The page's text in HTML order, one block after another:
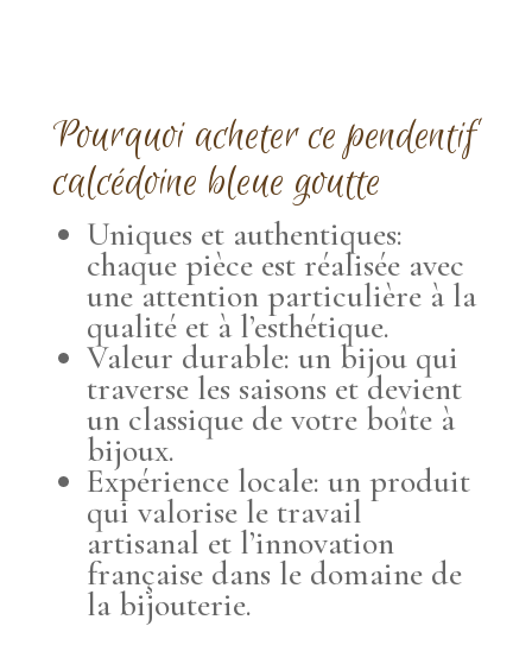
Pourquoi acheter ce pendentif
calcédoine bleue goutte
Uniques et authentiques:
chaque pièce est réalisée avec
une attention particulière à la
qualité et à l’esthétique.
Valeur durable: un bijou qui
traverse les saisons et devient
un classique de votre boîte à
bijoux.
Expérience locale: un produit
qui valorise le travail
artisanal et l’innovation
française dans le domaine de
la bijouterie.